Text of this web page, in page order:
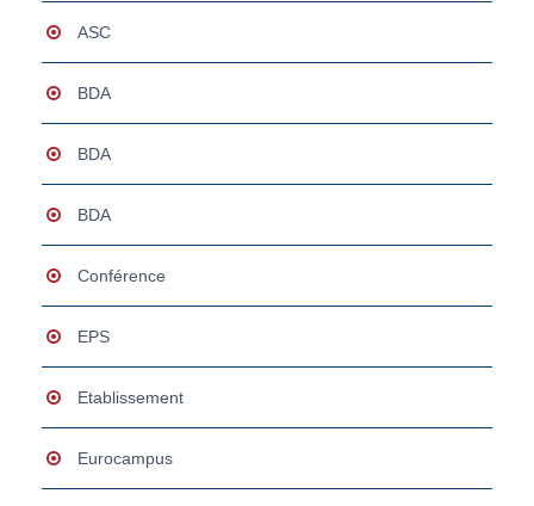
ASC
BDA
BDA
BDA
Conférence
EPS
Etablissement
Eurocampus